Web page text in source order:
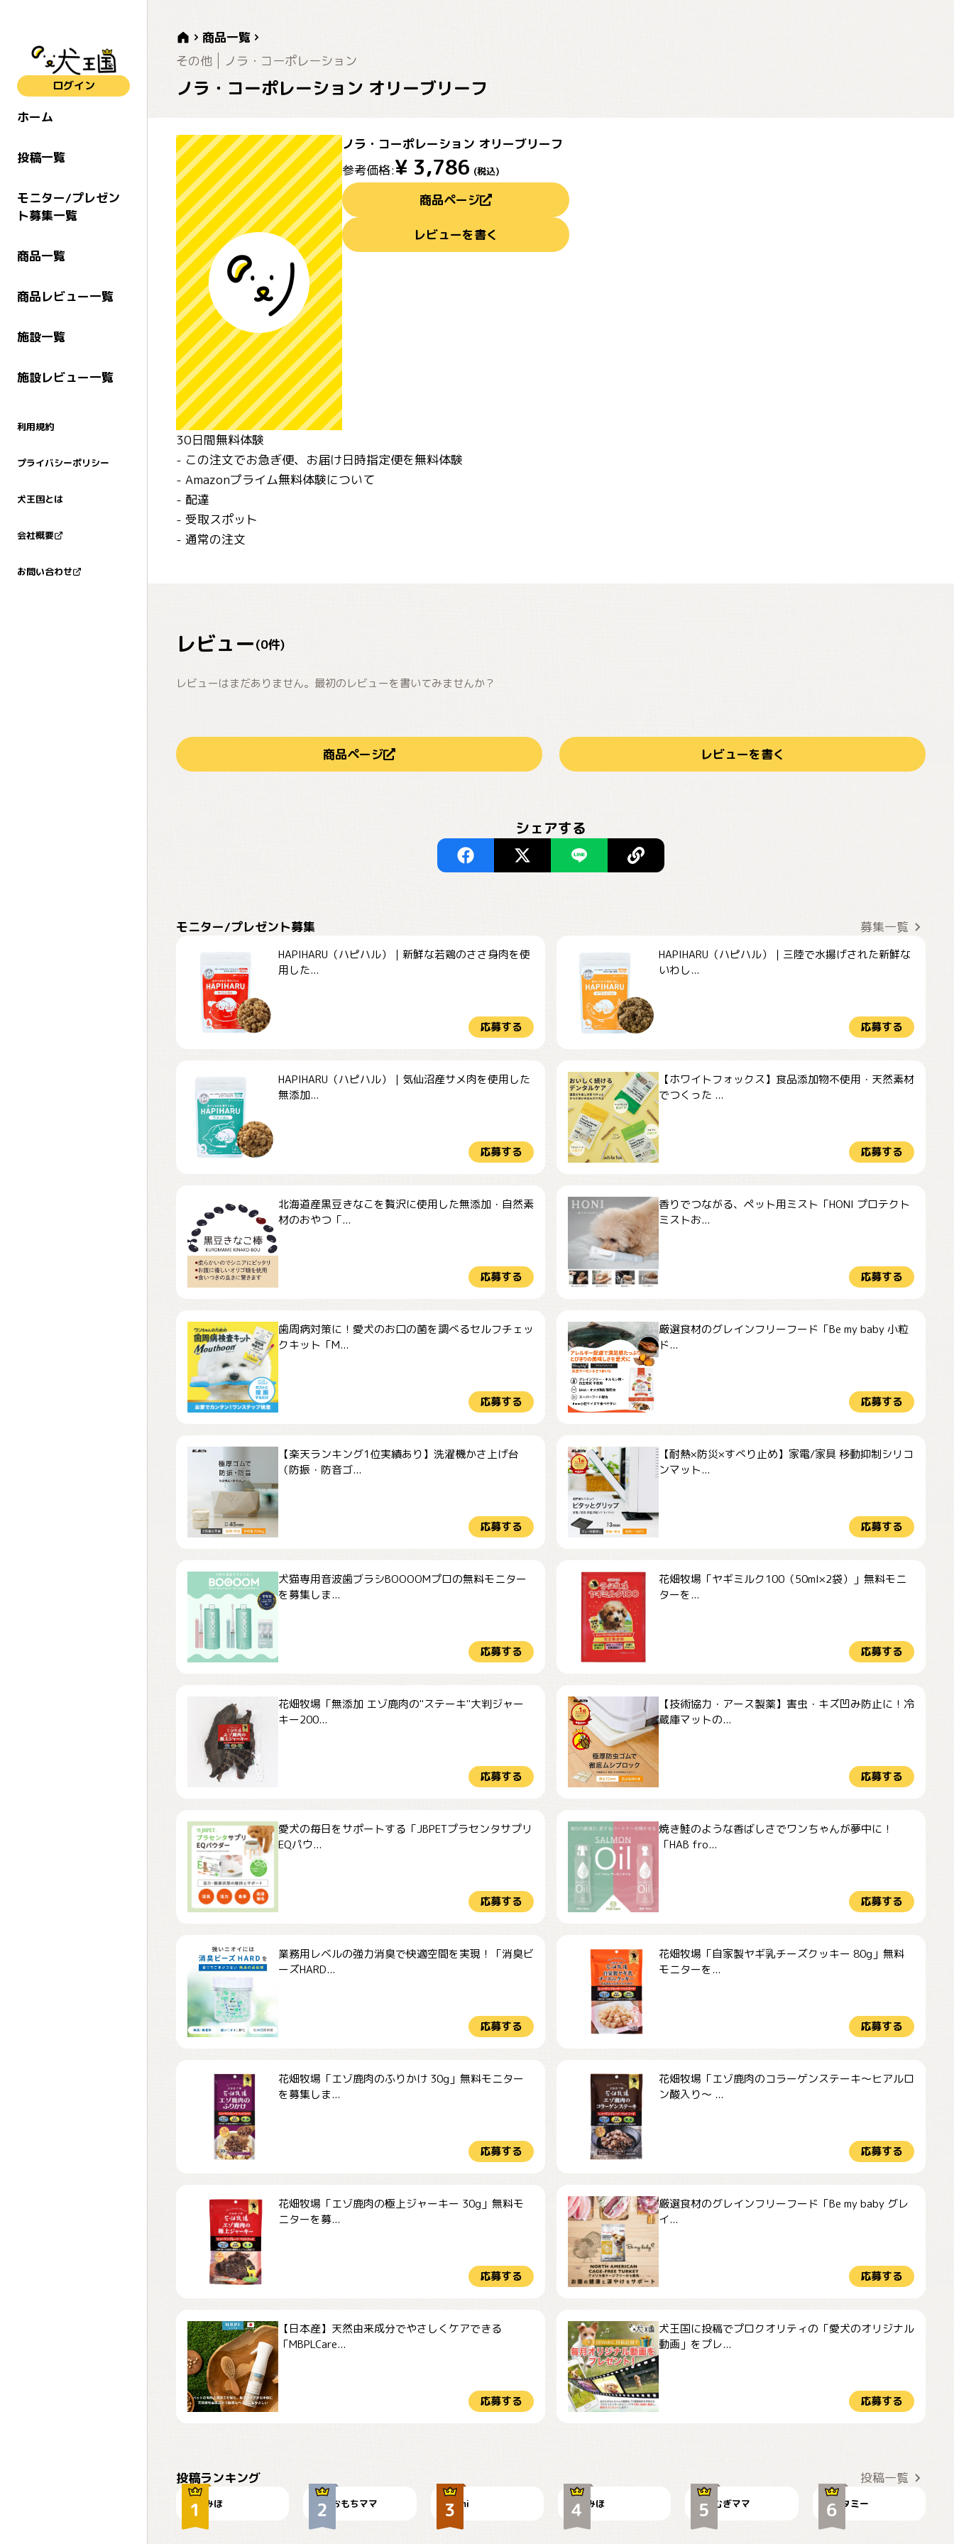
ログイン
ホーム
投稿一覧
モニター/プレゼン
ト募集一覧
商品一覧
商品レビュー一覧
施設一覧
施設レビュー一覧
利用規約
プライバシーポリシー
犬王国とは
会社概要
お問い合わせ
商品一覧
その他
ノラ・コーポレーション
ノラ・コーポレーション オリーブリーフ
ノラ・コーポレーション オリーブリーフ
参考価格:¥ 3,786 (税込)
商品ページ
レビューを書く
30日間無料体験
- この注文でお急ぎ便、お届け日時指定便を無料体験
- Amazonプライム無料体験について
- 配達
- 受取スポット
- 通常の注文
レビュー(0件)
レビューはまだありません。最初のレビューを書いてみませんか？
商品ページ レビューを書く
シェアする
モニター/プレゼント募集 募集一覧
HAPIHARU（ハピハル）｜新鮮な若鶏のささ身肉を使
用した...
応募する
HAPIHARU（ハピハル）｜三陸で水揚げされた新鮮な
いわし...
応募する
HAPIHARU（ハピハル）｜気仙沼産サメ肉を使用した
無添加...
応募する
【ホワイトフォックス】食品添加物不使用・天然素材
でつくった ...
応募する
北海道産黒豆きなこを贅沢に使用した無添加・自然素
材のおやつ「...
応募する
香りでつながる、ペット用ミスト「HONI プロテクト
ミストお...
応募する
歯周病対策に！愛犬のお口の菌を調べるセルフチェッ
クキット「M...
応募する
厳選食材のグレインフリーフード「Be my baby 小粒
ド...
応募する
【楽天ランキング1位実績あり】洗濯機かさ上げ台
（防振・防音ゴ...
応募する
【耐熱×防災×すべり止め】家電/家具 移動抑制シリコ
ンマット...
応募する
犬猫専用音波歯ブラシBOOOOMプロの無料モニター
を募集しま...
応募する
花畑牧場「ヤギミルク100（50ml×2袋）」無料モニ
ターを...
応募する
花畑牧場「無添加 エゾ鹿肉の"ステーキ"大判ジャー
キー200...
応募する
【技術協力・アース製薬】害虫・キズ凹み防止に！冷
蔵庫マットの...
応募する
愛犬の毎日をサポートする「JBPETプラセンタサプリ
EQパウ...
応募する
焼き鮭のような香ばしさでワンちゃんが夢中に！
「HAB fro...
応募する
業務用レベルの強力消臭で快適空間を実現！「消臭ビ
ーズHARD...
応募する
花畑牧場「自家製ヤギ乳チーズクッキー 80g」無料
モニターを...
応募する
花畑牧場「エゾ鹿肉のふりかけ 30g」無料モニター
を募集しま...
応募する
花畑牧場「エゾ鹿肉のコラーゲンステーキ～ヒアルロ
ン酸入り～ ...
応募する
花畑牧場「エゾ鹿肉の極上ジャーキー 30g」無料モ
ニターを募...
応募する
厳選食材のグレインフリーフード「Be my baby グレ
イ...
応募する
【日本産】天然由来成分でやさしくケアできる
「MBPLCare...
応募する
犬王国に投稿でプロクオリティの「愛犬のオリジナル
動画」をプレ...
応募する
投稿ランキング 投稿一覧
みほ おもちママ mi みほ むぎママ タミー